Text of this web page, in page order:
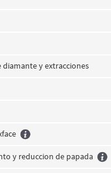
y extracciones
y reduccion de papada